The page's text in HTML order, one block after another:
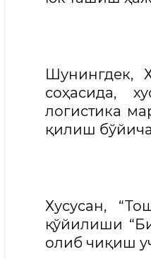
Шунингдек,
соҳасида,
логистика
қилиш
Хусусан,
қўйилиши
олиб чиқиш